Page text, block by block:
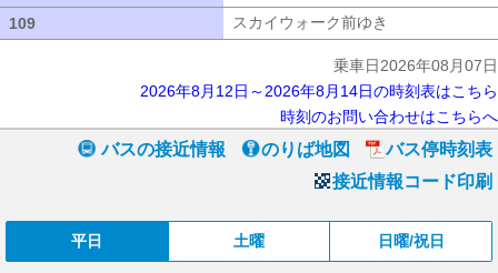
109
スカイウォーク前ゆき
乗車日2026年08月07日
2026年8月12日～2026年8月14日の時刻表はこちら
時刻のお問い合わせはこちらへ
バスの接近情報 のりば地図
バス停時刻表
接近情報コード印刷
平日 土曜 日曜/祝日